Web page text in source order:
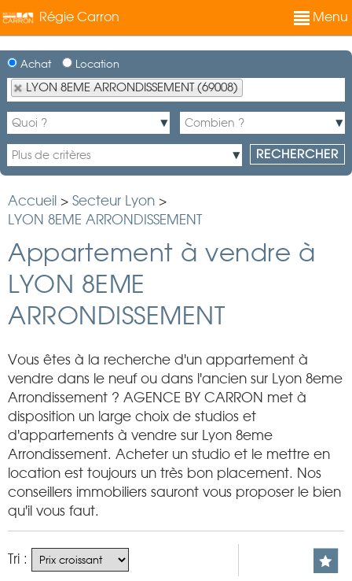
Régie Carron Menu
Achat Location
LYON 8EME ARRONDISSEMENT (69008)
Accueil > Secteur Lyon >
LYON 8EME ARRONDISSEMENT
Appartement à vendre à
LYON 8EME
ARRONDISSEMENT
Vous êtes à la recherche d'un appartement à
vendre dans le neuf ou dans l'ancien sur Lyon 8eme
Arrondissement ? AGENCE BY CARRON met à
disposition un large choix de studios et
d'appartements à vendre sur Lyon 8eme
Arrondissement. Acheter un studio et le mettre en
location est toujours un très bon placement. Nos
conseillers immobiliers sauront vous proposer le bien
qu'il vous faut.
Tri :